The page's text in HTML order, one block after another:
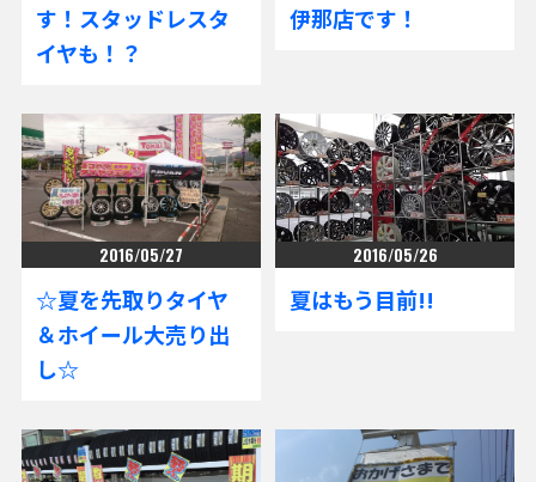
す！スタッドレスタ
イヤも！？
伊那店です！
2016/05/27
☆夏を先取りタイヤ
＆ホイール大売り出
し☆
2016/05/26
夏はもう目前!!